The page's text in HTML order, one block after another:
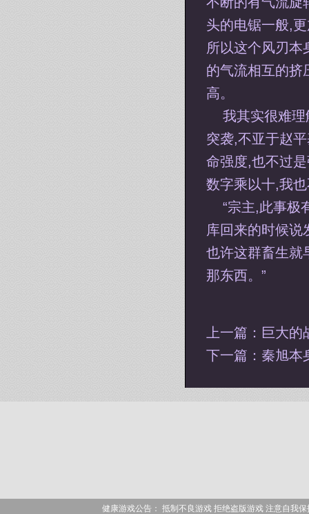
头的电锯一般,
所以这个风刃本
的气流相互的挤
高。
我其实很难
突袭,不亚于赵
命强度,也不过
数字乘以十,我
“宗主,此事极
库回来的时候说
也许这群畜生就
那东西。”
上一篇： 巨大的
下一篇： 秦旭本
健康游戏公告： 抵制不良游戏 拒绝盗版游戏 注意自我